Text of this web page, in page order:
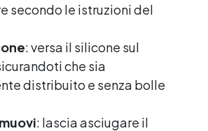
secondo le istruzioni del
: versa il silicone sul
che sia
distribuito e senza bolle
: lascia asciugare il